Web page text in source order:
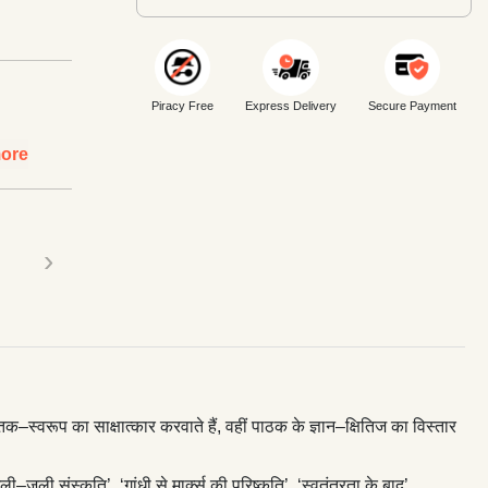
›
Piracy Free Express Delivery Secure Payment
का साक्षात्कार करवाते हैं, वहीं पाठक के ज्ञान–क्षितिज का विस्तार